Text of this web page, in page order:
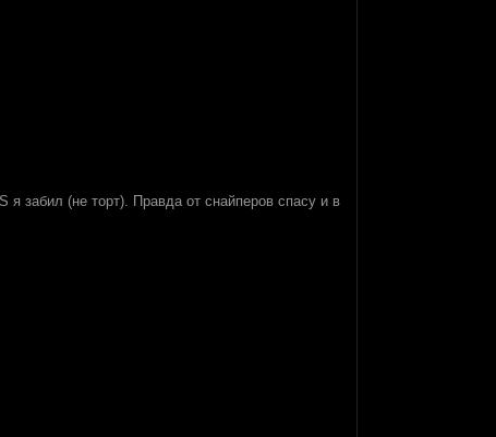
забил (не торт). Правда от снайперов спасу и в